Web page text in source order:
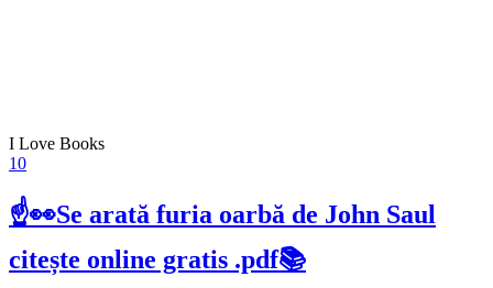
I Love Books
10
☝👀Se arată furia oarbă de John Saul
citește online gratis .pdf📚